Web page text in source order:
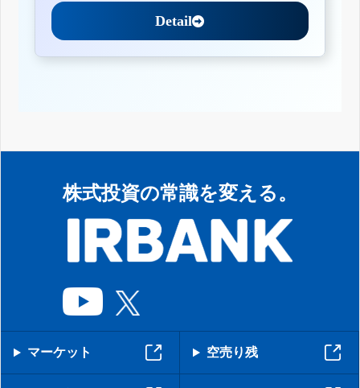
Detail
株式投資の常識を変える。
マーケット 空売り残